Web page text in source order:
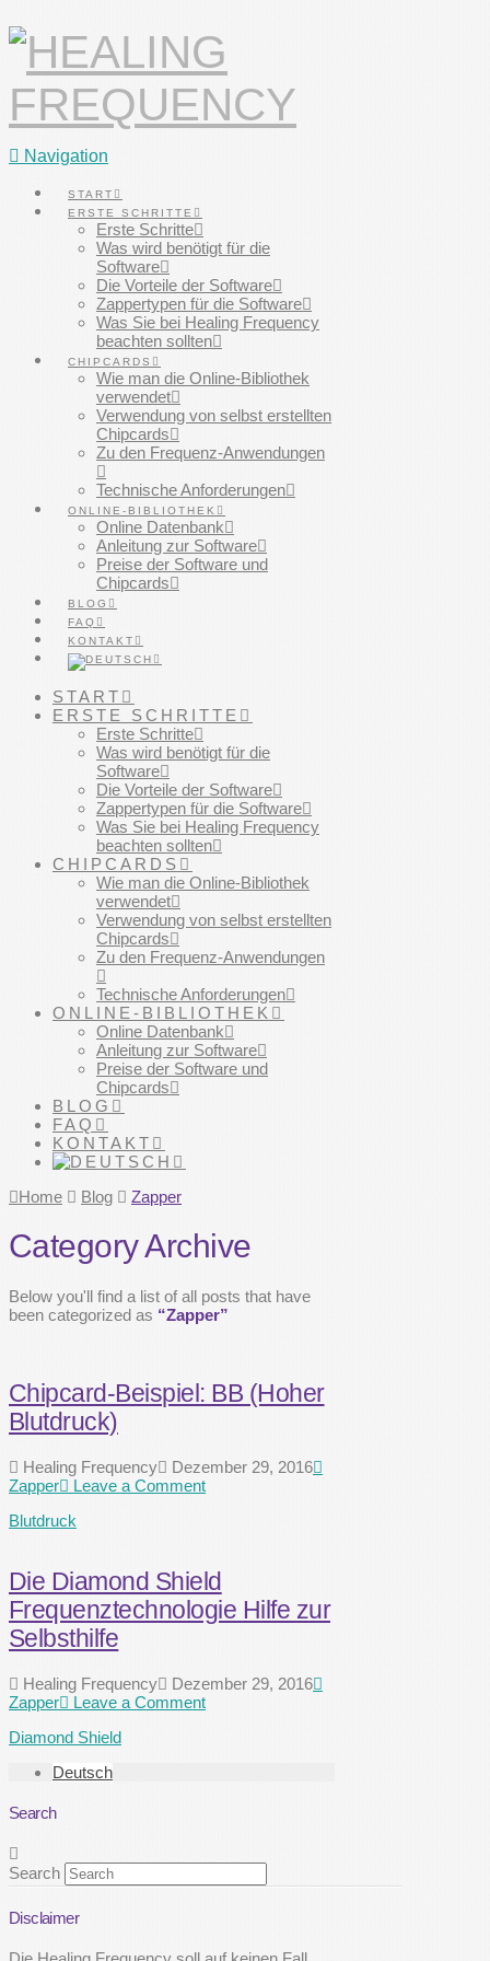
Navigation
START
ERSTE SCHRITTE
Erste Schritte
Was wird benötigt für die
Software
Die Vorteile der Software
Zappertypen für die Software
Was Sie bei Healing Frequency
beachten sollten
CHIPCARDS
Wie man die Online-Bibliothek
verwendet
Verwendung von selbst erstellten
Chipcards
Zu den Frequenz-Anwendungen
Technische Anforderungen
ONLINE-BIBLIOTHEK
Online Datenbank
Anleitung zur Software
Preise der Software und
Chipcards
BLOG
FAQ
KONTAKT
START
ERSTE SCHRITTE
Erste Schritte
Was wird benötigt für die
Software
Die Vorteile der Software
Zappertypen für die Software
Was Sie bei Healing Frequency
beachten sollten
CHIPCARDS
Wie man die Online-Bibliothek
verwendet
Verwendung von selbst erstellten
Chipcards
Zu den Frequenz-Anwendungen
Technische Anforderungen
ONLINE-BIBLIOTHEK
Online Datenbank
Anleitung zur Software
Preise der Software und
Chipcards
BLOG
FAQ
KONTAKT
Home Blog Zapper
Category Archive
Below you'll find a list of all posts that have
been categorized as “Zapper”
Chipcard-Beispiel: BB (Hoher
Blutdruck)
Healing Frequency
Dezember 29, 2016
Zapper
Leave a Comment
Blutdruck
Die Diamond Shield
Frequenztechnologie Hilfe zur
Selbsthilfe
Healing Frequency
Dezember 29, 2016
Zapper
Leave a Comment
Diamond Shield
Deutsch
Search
Search
Disclaimer